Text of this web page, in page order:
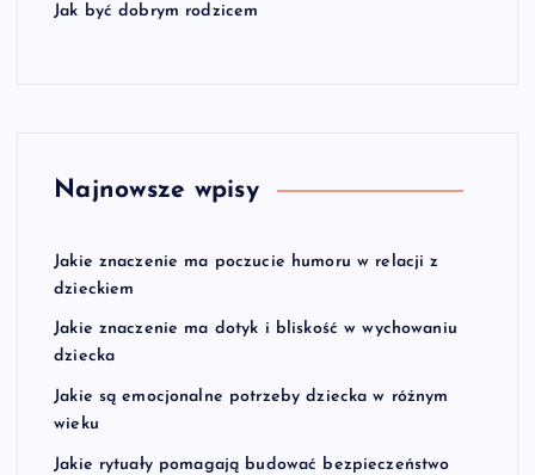
Jak być dobrym rodzicem
Najnowsze wpisy
Jakie znaczenie ma poczucie humoru w relacji z
dzieckiem
Jakie znaczenie ma dotyk i bliskość w wychowaniu
dziecka
Jakie są emocjonalne potrzeby dziecka w różnym
wieku
Jakie rytuały pomagają budować bezpieczeństwo